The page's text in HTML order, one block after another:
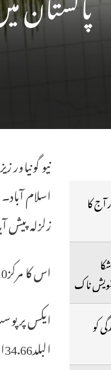
نیو
زلزلہ پیش
اس کا مرکز10کیلو میٹر گہرائی ہے‘اور اس کا عرض البلد34.66ڈگری شمالی طول البلد73.51ڈگری مشرقی طول البلد پر تھا۔
البلد34.66او رطویل‘ گہرائی 10کیلو میٹر‘ مقام‘ پاکستان“
آج کا
ناک
کو